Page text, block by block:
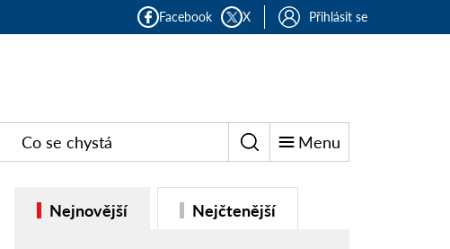
Facebook X Přihlásit se
Co se chystá Menu
Nejnovější Nejčtenější